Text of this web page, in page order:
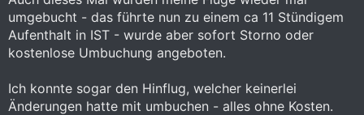
umgebucht - das führte nun zu einem ca 11 Stündigem
Aufenthalt in IST - wurde aber sofort Storno oder
kostenlose Umbuchung angeboten.
Ich konnte sogar den Hinflug, welcher keinerlei
Änderungen hatte mit umbuchen - alles ohne Kosten.